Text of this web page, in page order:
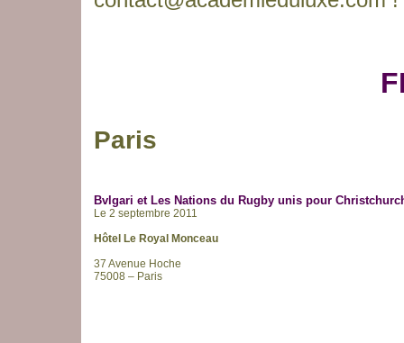
Paris
Bvlgari et Les Nations du Rugby unis pour
Le 2 septembre 2011
Hôtel Le Royal Monceau
37 Avenue Hoche
75008 – Paris